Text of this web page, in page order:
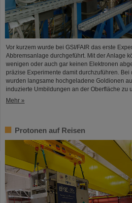
Vor kurzem wurde bei GSI/FAIR das erste
Abbremsanlage durchgeführt. Mit der Anlage
wenigen oder auch gar keinen Elektronen
präzise Experimente damit durchzuführen.
wurden langsame hochgeladene Goldionen
induzierte Umbildungen an der Oberfläche zu
Mehr »
Protonen auf Reisen